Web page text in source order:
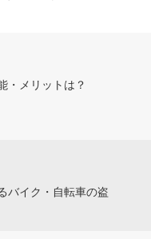
・メリットは？
バイク・自転車の盗